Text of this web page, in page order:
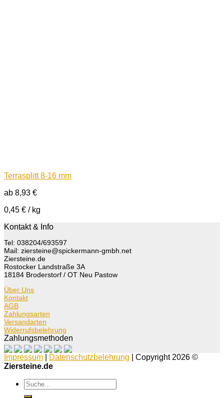
Terrasplitt 8-16 mm
ab 8,93 €
0,45 € / kg
Kontakt & Info
Tel: 038204/693597
Mail: ziersteine@spickermann-gmbh.net
Ziersteine.de
Rostocker Landstraße 3A
18184 Broderstorf / OT Neu Pastow
Über Uns
Kontakt
AGB
Zahlungsarten
Versandarten
Widerrufsbelehrung
Zahlungsmethoden
Impressum Datenschutzbelehrung | Copyright 2026 ©
Ziersteine.de
Suche
nach: